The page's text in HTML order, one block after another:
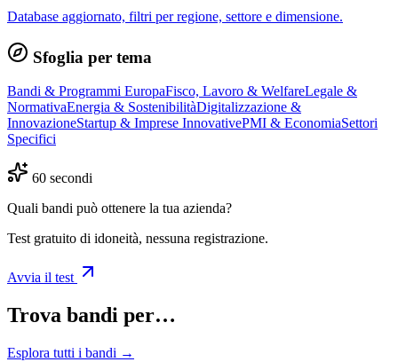
Database aggiornato, filtri per regione, settore e dimensione.
Sfoglia per tema
Bandi & Programmi EuropaFisco, Lavoro & WelfareLegale &
NormativaEnergia & SostenibilitàDigitalizzazione &
InnovazioneStartup & Imprese InnovativePMI & EconomiaSettori
Specifici
60 secondi
Quali bandi può ottenere la tua azienda?
Test gratuito di idoneità, nessuna registrazione.
Avvia il test
Trova bandi per…
Esplora tutti i bandi →